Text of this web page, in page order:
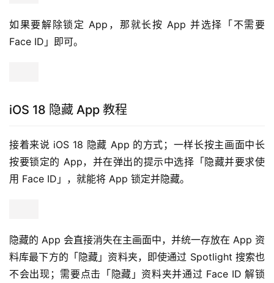
如果要解除锁定 App，那就长按 App 并选择「不需要
Face ID」即可。
iOS 18 隐藏 App 教程
接着来说 iOS 18 隐藏 App 的方式；一样长按主画面中长
按要锁定的 App，并在弹出的提示中选择「隐藏并要求使
用 Face ID」，就能将 App 锁定并隐藏。
隐藏的 App 会直接消失在主画面中，并统一存放在 App 资
料库最下方的「隐藏」资料夹，即使通过 Spotlight 搜索也
不会出现；需要点击「隐藏」资料夹并通过 Face ID 解锁